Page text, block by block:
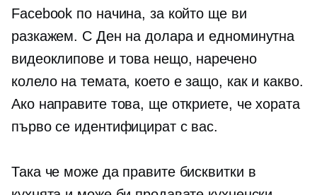
Facebook по начина, за който ще ви
разкажем. С Ден на долара иедноминутна
видеоклипове и това нещо, наречено
колело на темата, което е защо, как и какво.
Ако направите това, ще откриете, че хората
първо се идентифицират с вас.
Така че може да правите бисквитки в